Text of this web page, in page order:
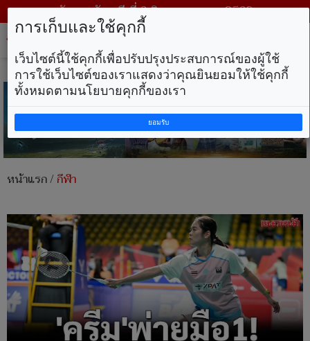
วันพฤหัสบดี ที่ 6 สิงหาคม พ.ศ. 2569
หน้าแรก/กีฬา
การเก็บและใช้คุกกี้
เว็บไซต์นี้ใช้คุกกี้เพื่อปรับปรุงประสบการณ์ของผู้ใช้
การใช้เว็บไซต์ของเราแสดงว่าคุณยินยอมให้ใช้คุกกี้
ทั้งหมดตามนโยบายคุกกี้ของเรา
ยอมรับ